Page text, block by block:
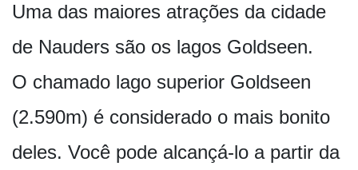
Uma das maiores atrações da cidade
de Nauders são os lagos Goldseen.
O chamado lago superior Goldseen
(2.590m) é considerado o mais bonito
deles. Você pode alcançá-lo a partir da